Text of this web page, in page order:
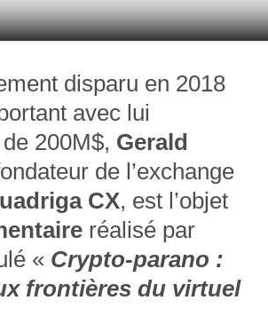
disparu en 2018
avec lui
de 200M$, Gerald
de l’exchange
CX, est l’objet
réalisé par
« Crypto-parano :
frontières du virtuel